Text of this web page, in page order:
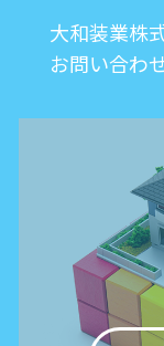
大和装業株
お問い合わ